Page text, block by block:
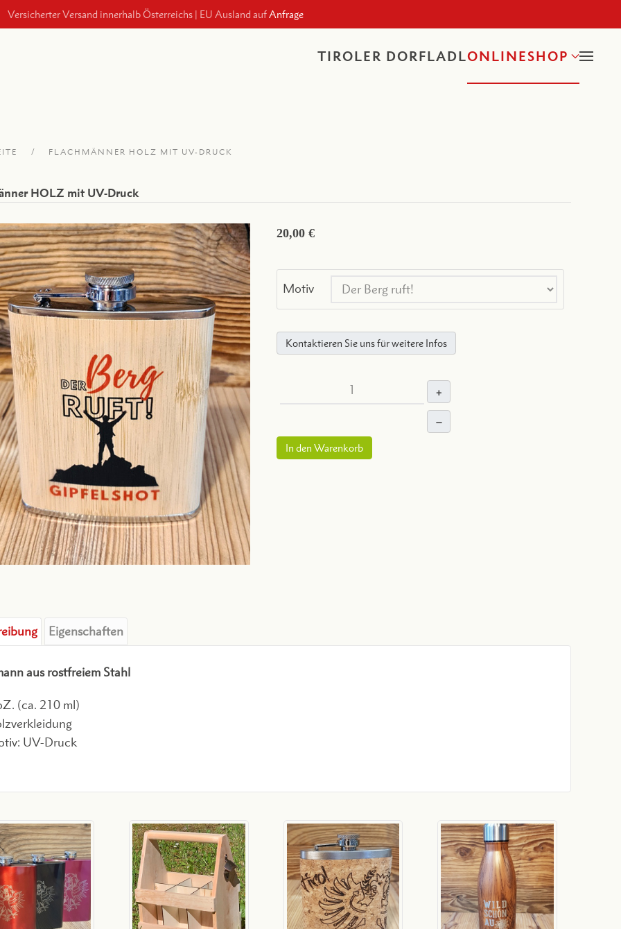
Versicherter Versand innerhalb Österreichs | EU Ausland aufAnfrage
TIROLER DORFLADLONLINESHOP
FLACHMÄNNER HOLZ MIT UV-DRUCK
HOLZ mit UV-Druck
20,00 €
Motiv
Kontaktieren Sie uns für weitere Infos
+
–
In den Warenkorb
Eigenschaften
aus rostfreiem Stahl
(ca. 210 ml)
UV-Druck